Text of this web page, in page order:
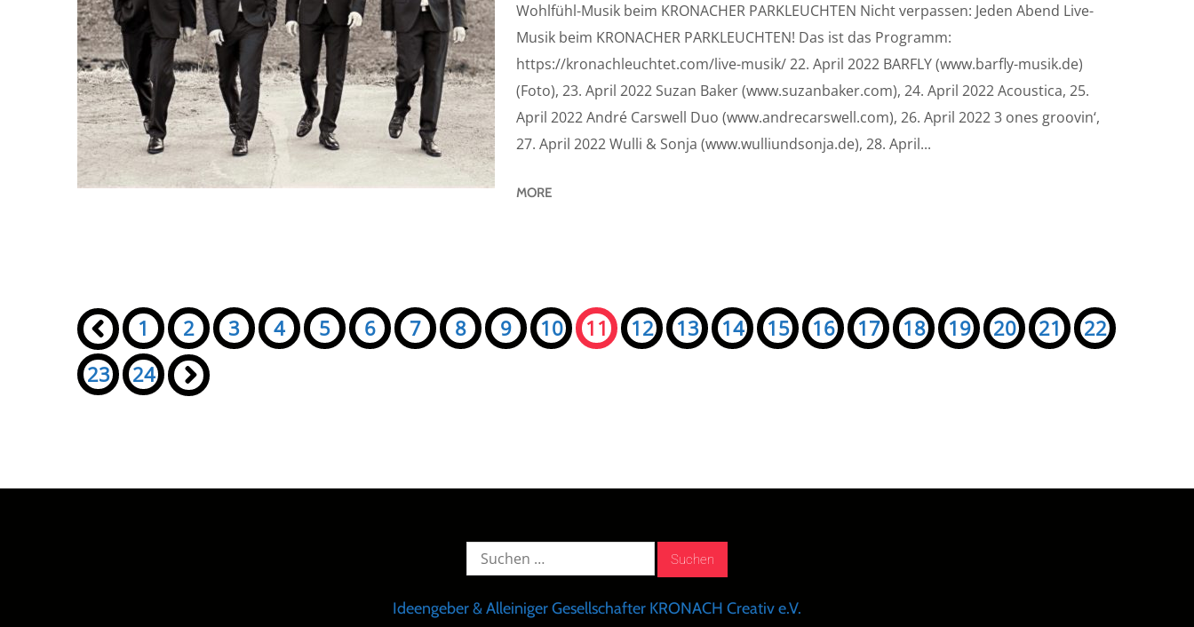
Wohlfühl-Musik beim KRONACHER PARKLEUCHTEN Nicht verpassen: Jeden Abend Live-
Musik beim KRONACHER PARKLEUCHTEN! Das ist das Programm:
https://kronachleuchtet.com/live-musik/ 22. April 2022 BARFLY (www.barfly-musik.de)
(Foto), 23. April 2022 Suzan Baker (www.suzanbaker.com), 24. April 2022 Acoustica, 25.
April 2022 André Carswell Duo (www.andrecarswell.com), 26. April 2022 3 ones groovin‘,
27. April 2022 Wulli & Sonja (www.wulliundsonja.de), 28. April...
MORE
Seiten:
« 1 2 3 4 5 6 7 8 9 10 11 12 13 14 15 16 17 18 19 20 21
22
23
24 »
Suche
Ideengeber & Alleiniger Gesellschafter KRONACH Creativ e.V.